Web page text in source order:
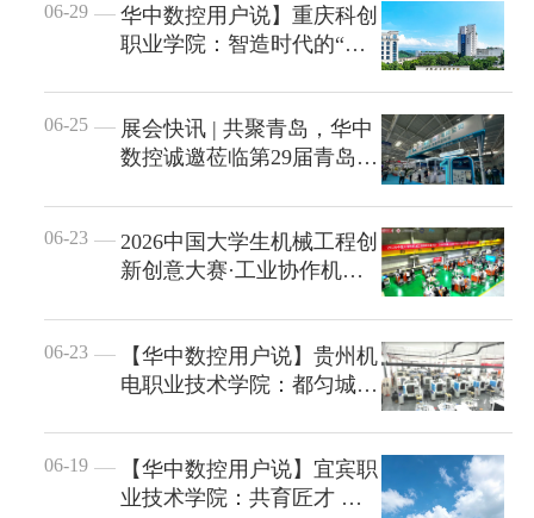
资质荣誉
员工风采
媒体报道
视频中心
应用案例
技术分享
法制宣传
联系我们
销售与服务网络
在线留言
人力资源
06-29
华中数控用户说】重庆科创
职业学院：智造时代的“双
06-25
展会快讯 | 共聚青岛，华中
数控诚邀莅临第29届青岛国
06-23
2026中国大学生机械工程创
新创意大赛·工业协作机器
06-23
【华中数控用户说】贵州机
电职业技术学院：都匀城里
06-19
【华中数控用户说】宜宾职
业技术学院：共育匠才 赋